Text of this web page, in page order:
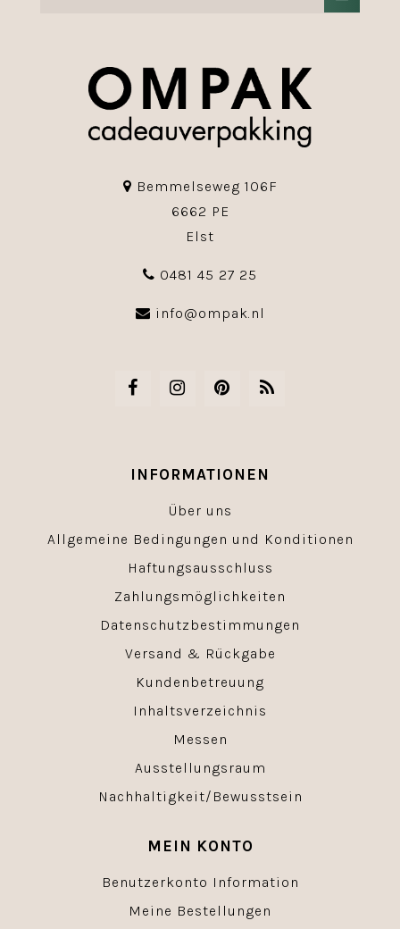
Bemmelseweg 106F
6662 PE
Elst
0481 45 27 25
info@ompak.nl
INFORMATIONEN
Über uns
Allgemeine Bedingungen und Konditionen
Haftungsausschluss
Zahlungsmöglichkeiten
Datenschutzbestimmungen
Versand & Rückgabe
Kundenbetreuung
Inhaltsverzeichnis
Messen
Ausstellungsraum
Nachhaltigkeit/Bewusstsein
MEIN KONTO
Benutzerkonto Information
Meine Bestellungen